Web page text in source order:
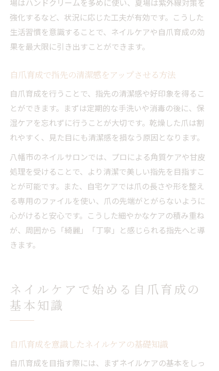
場はハンドクリームを多めに使い、夏場は紫外線対策を
強化するなど、状況に応じた工夫が有効です。こうした
生活習慣を意識することで、ネイルケアや自爪育成の効
果を最大限に引き出すことができます。
自爪育成で指先の清潔感をアップさせる方法
自爪育成を行うことで、指先の清潔感や好印象を得るこ
とができます。まずは定期的な手洗いや消毒の後に、保
湿ケアを忘れずに行うことが大切です。乾燥した爪は割
れやすく、見た目にも清潔感を損なう原因となります。
八幡市のネイルサロンでは、プロによる角質ケアや甘皮
処理を受けることで、より清潔で美しい指先を目指すこ
とが可能です。また、自宅ケアでは爪の長さや形を整え
る専用のファイルを使い、爪の先端がとがらないように
心がけると安心です。こうした細やかなケアの積み重ね
が、周囲から「綺麗」「丁寧」と感じられる指先へと導
きます。
ネイルケアで始める自爪育成の
基本知識
自爪育成を意識したネイルケアの基礎知識
自爪育成を目指す際には、まずネイルケアの基本をしっ